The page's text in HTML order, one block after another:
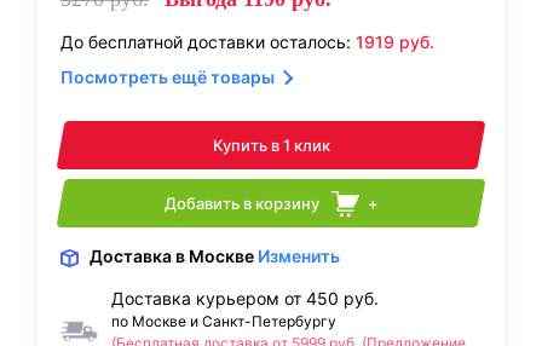
До бесплатной доставки осталось: 1919 руб.
Посмотреть ещё товары
Купить в 1 клик
Добавить в корзину +
Доставка в Москве Изменить
Доставка курьером от 450 руб.
по Москве и Санкт-Петербургу